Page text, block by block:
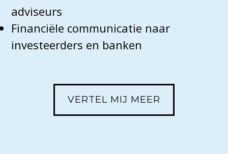
adviseurs
Financiële communicatie naar
investeerders en banken
VERTEL MIJ MEER